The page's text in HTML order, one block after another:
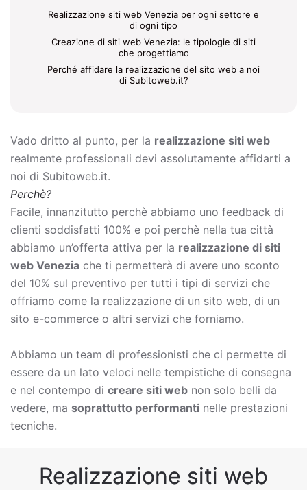
Realizzazione siti web Venezia per ogni settore e
di ogni tipo
Creazione di siti web Venezia: le tipologie di siti
che progettiamo
Perché affidare la realizzazione del sito web a noi
di Subitoweb.it?
Vado dritto al punto, per la realizzazione siti web
realmente professionali devi assolutamente affidarti a
noi di Subitoweb.it.
Perchè?
Facile, innanzitutto perchè abbiamo uno feedback di
clienti soddisfatti 100% e poi perchè nella tua città
abbiamo un’offerta attiva per la realizzazione di siti
web Venezia che ti permetterà di avere uno sconto
del 10% sul preventivo per tutti i tipi di servizi che
offriamo come la realizzazione di un sito web, di un
sito e-commerce o altri servizi che forniamo.
Abbiamo un team di professionisti che ci permette di
essere da un lato veloci nelle tempistiche di consegna
e nel contempo di creare siti web non solo belli da
vedere, ma soprattutto performanti nelle prestazioni
tecniche.
Realizzazione siti web